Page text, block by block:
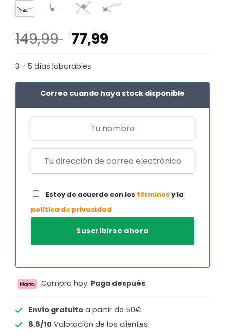
149,99 El
precio
original
era:
149,99 €.
77,99
es:
77,99 €.
3 - 5 días laborables
Correo cuando haya stock disponible
Estoy de acuerdo con los términos y la
política de privacidad
Compra hoy. Paga después.
Envío gratuitoa partir de 50€
8.8/10 Valoración de los clientes